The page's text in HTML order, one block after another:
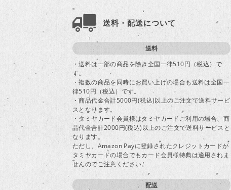
送料・配送について
送料
・送料は一部の商品を除き全国一律510円（税込）で
す。
・複数の商品を同時にお買い上げの場合も送料は全国一
律510円（税込）です。
・商品代金合計5000円(税込)以上のご注文で送料サービ
スとなります。
・タミヤカード会員様はタミヤカードご利用の場合、商
品代金合計2000円(税込)以上のご注文で送料サービスと
なります。
ただし、Amazon Payに登録されたクレジットカードが
タミヤカードの場合でもカード会員様特典は適用されま
せんのでご注意ください。
配送